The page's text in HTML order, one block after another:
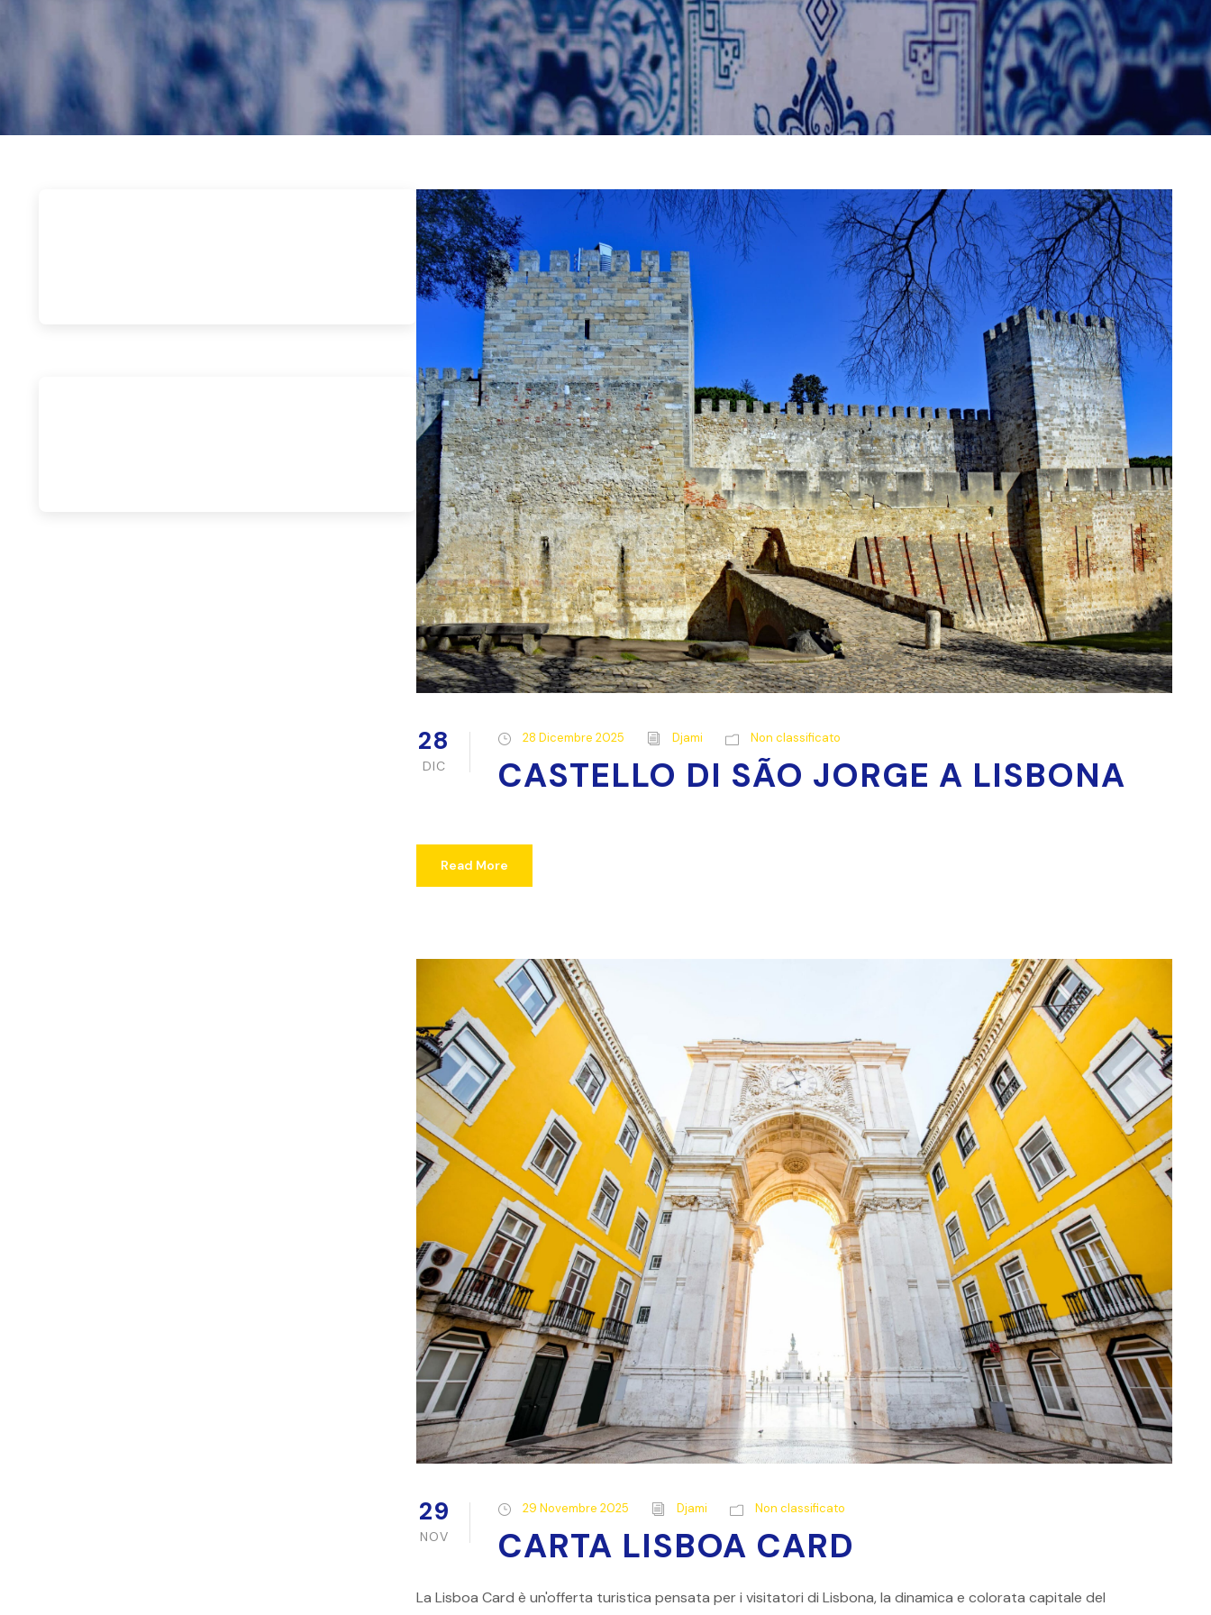
28
DIC
28 Dicembre 2025 Djami Non classificato
CASTELLO DI SÃO JORGE A LISBONA
Read More
29
NOV
29 Novembre 2025 Djami Non classificato
CARTA LISBOA CARD
La Lisboa Card è un'offerta turistica pensata per i visitatori di Lisbona, la dinamica e colorata capitale del